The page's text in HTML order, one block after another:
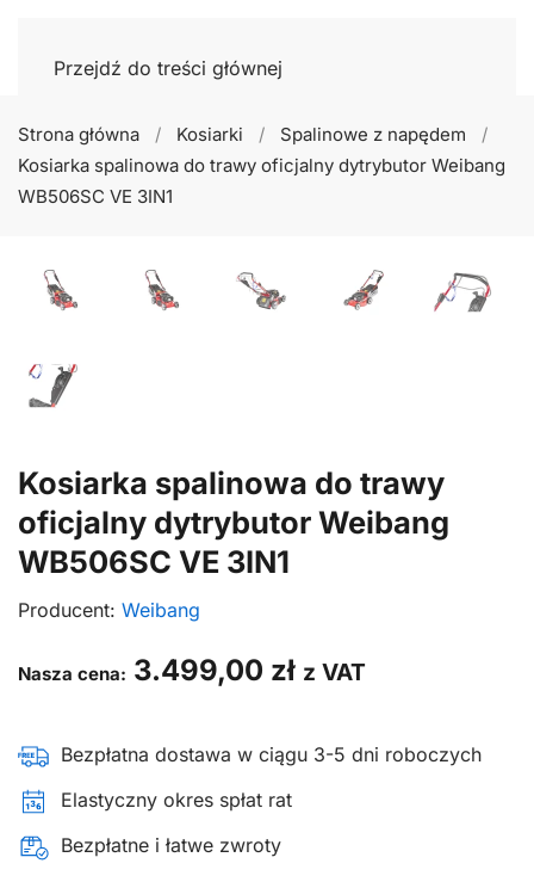
Przejdź do treści głównej
Strona główna Kosiarki
Spalinowe z napędem
Kosiarka spalinowa do trawy oficjalny dytrybutor Weibang
WB506SC VE 3IN1
Kosiarka spalinowa do trawy
oficjalny dytrybutor Weibang
WB506SC VE 3IN1
Producent: Weibang
Nasza cena: 3.499,00 zł z VAT
Bezpłatna dostawa w ciągu 3-5 dni roboczych
Elastyczny okres spłat rat
Bezpłatne i łatwe zwroty